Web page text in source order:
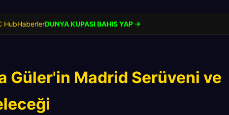
HubHaberlerDUNYA KUPASI BAHIS YAP →
Güler'in Madrid Serüveni ve